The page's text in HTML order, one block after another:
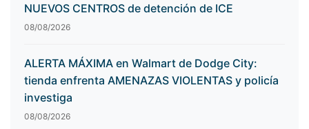
NUEVOS CENTROS de detención de ICE
08/08/2026
ALERTA MÁXIMA en Walmart de Dodge City:
tienda enfrenta AMENAZAS VIOLENTAS y policía
investiga
08/08/2026